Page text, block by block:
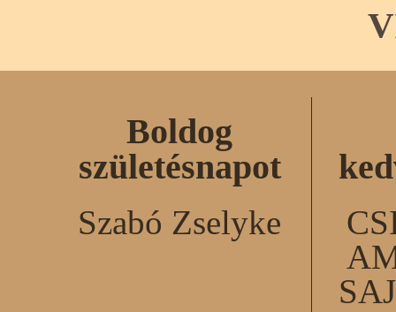
Boldog
születésnapot
Szabó Zselyke